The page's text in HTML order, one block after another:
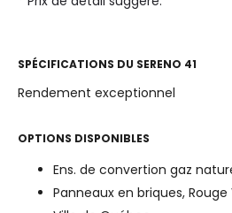
SPÉCIFICATIONS DU SERENO 41
Rendement exceptionnel
OPTIONS DISPONIBLES
Ens. de convertion gaz
Panneaux en briques,